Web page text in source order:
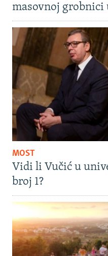
masovnoj grobnici
MOST
Vidi li Vučić u
broj 1?